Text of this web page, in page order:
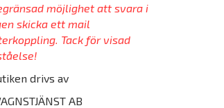
möjlighet att svara i
skicka ett mail
Tack för visad
drivs av
AB